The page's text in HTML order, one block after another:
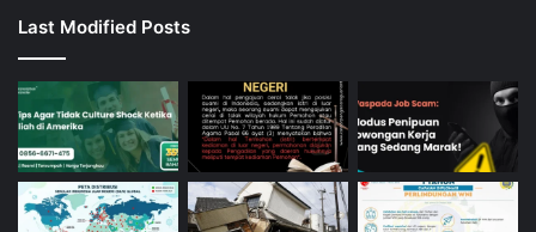
Last Modified Posts